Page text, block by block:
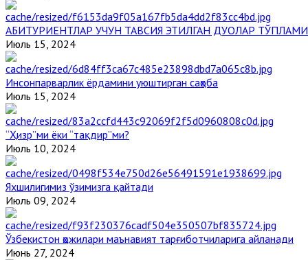
АБИТУРИЕНТЛАР УЧУН ТАВСИЯ ЭТИЛГАН ДУОЛАР ТЎПЛАМИ
Июль 15, 2024
Инсонпарварлик ёрдамини уюштирган саҳоба
Июль 15, 2024
“Ҳизр”ми ёки “тақдир”ми?
Июль 10, 2024
Яхшилигимиз ўзимизга қайтади
Июль 09, 2024
Ўзбекистон ҳожилари маънавият тарғиботчиларига айланади
Июнь 27, 2024